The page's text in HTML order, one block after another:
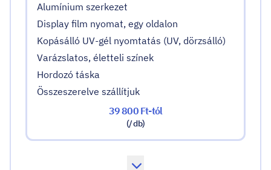
Alumínium szerkezet
Display film nyomat, egy oldalon
Kopásálló UV-gél nyomtatás (UV, dörzsálló)
Varázslatos, életteli színek
Hordozó táska
Összeszerelve szállítjuk
39 800 Ft-tól
(/ db)